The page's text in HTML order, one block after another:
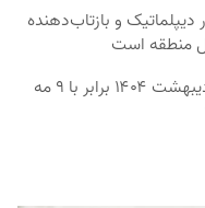
دیپلماتیک و بازتاب‌دهنده
منطقه است
جمعه ۱۹ اردیبهشت ۱۴۰۴ برابر با ۹ مه